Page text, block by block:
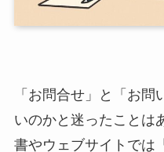
「お問合せ」と「お
いのかと迷ったことは
書やウェブサイトでは